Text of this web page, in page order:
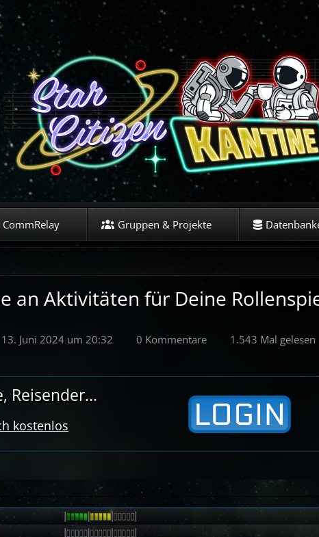
CommRelay Gruppen & Projekte
an Aktivitäten für Deine
13. Juni 2024 um 20:32 0 Kommentare 1.543 Mal gelesen
Reisender...
kostenlos